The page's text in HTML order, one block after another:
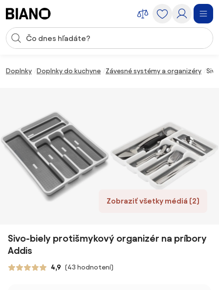
Vstup pre vyhľadávanie
Doplnky Doplnky do kuchyne Závesné systémy a organizéry
Zobraziť všetky médiá (2)
Sivo-biely protišmykový organizér na príbory
Addis
4,9 (43 hodnotení)